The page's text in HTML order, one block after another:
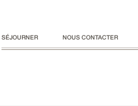
SÉJOURNER NOUS CONTACTER